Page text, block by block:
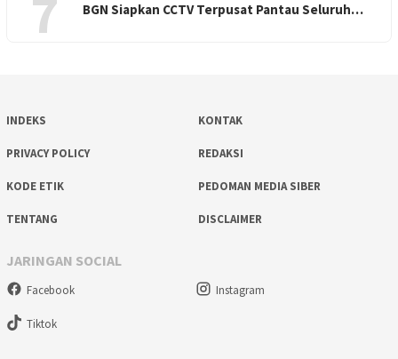
7 BGN Siapkan CCTV Terpusat Pantau Seluruh…
INDEKS KONTAK
PRIVACY POLICY REDAKSI
KODE ETIK PEDOMAN MEDIA SIBER
TENTANG DISCLAIMER
JARINGAN SOCIAL
Facebook Instagram
Tiktok